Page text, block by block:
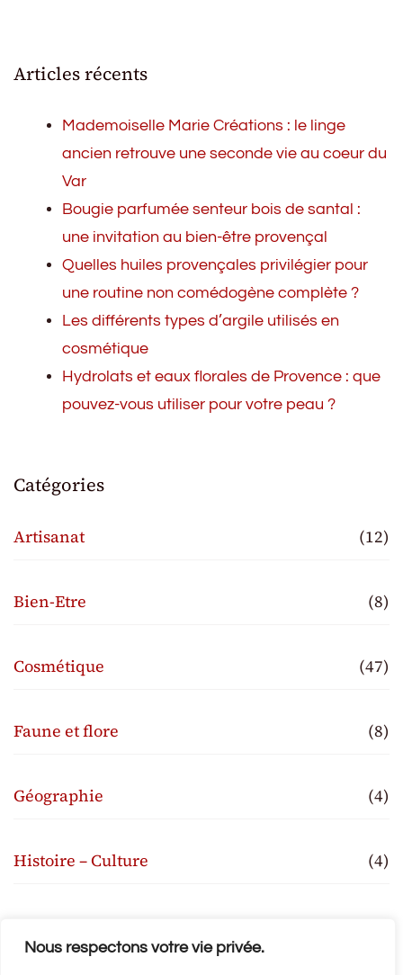
Nous respectons votre vie privée.
Articles récents
Mademoiselle Marie Créations : le linge
ancien retrouve une seconde vie au coeur du
Var
Bougie parfumée senteur bois de santal :
une invitation au bien-être provençal
Quelles huiles provençales privilégier pour
une routine non comédogène complète ?
Les différents types d’argile utilisés en
cosmétique
Hydrolats et eaux florales de Provence : que
pouvez-vous utiliser pour votre peau ?
Catégories
Artisanat (12)
Bien-Etre (8)
Cosmétique (47)
Faune et flore (8)
Géographie (4)
Histoire – Culture (4)